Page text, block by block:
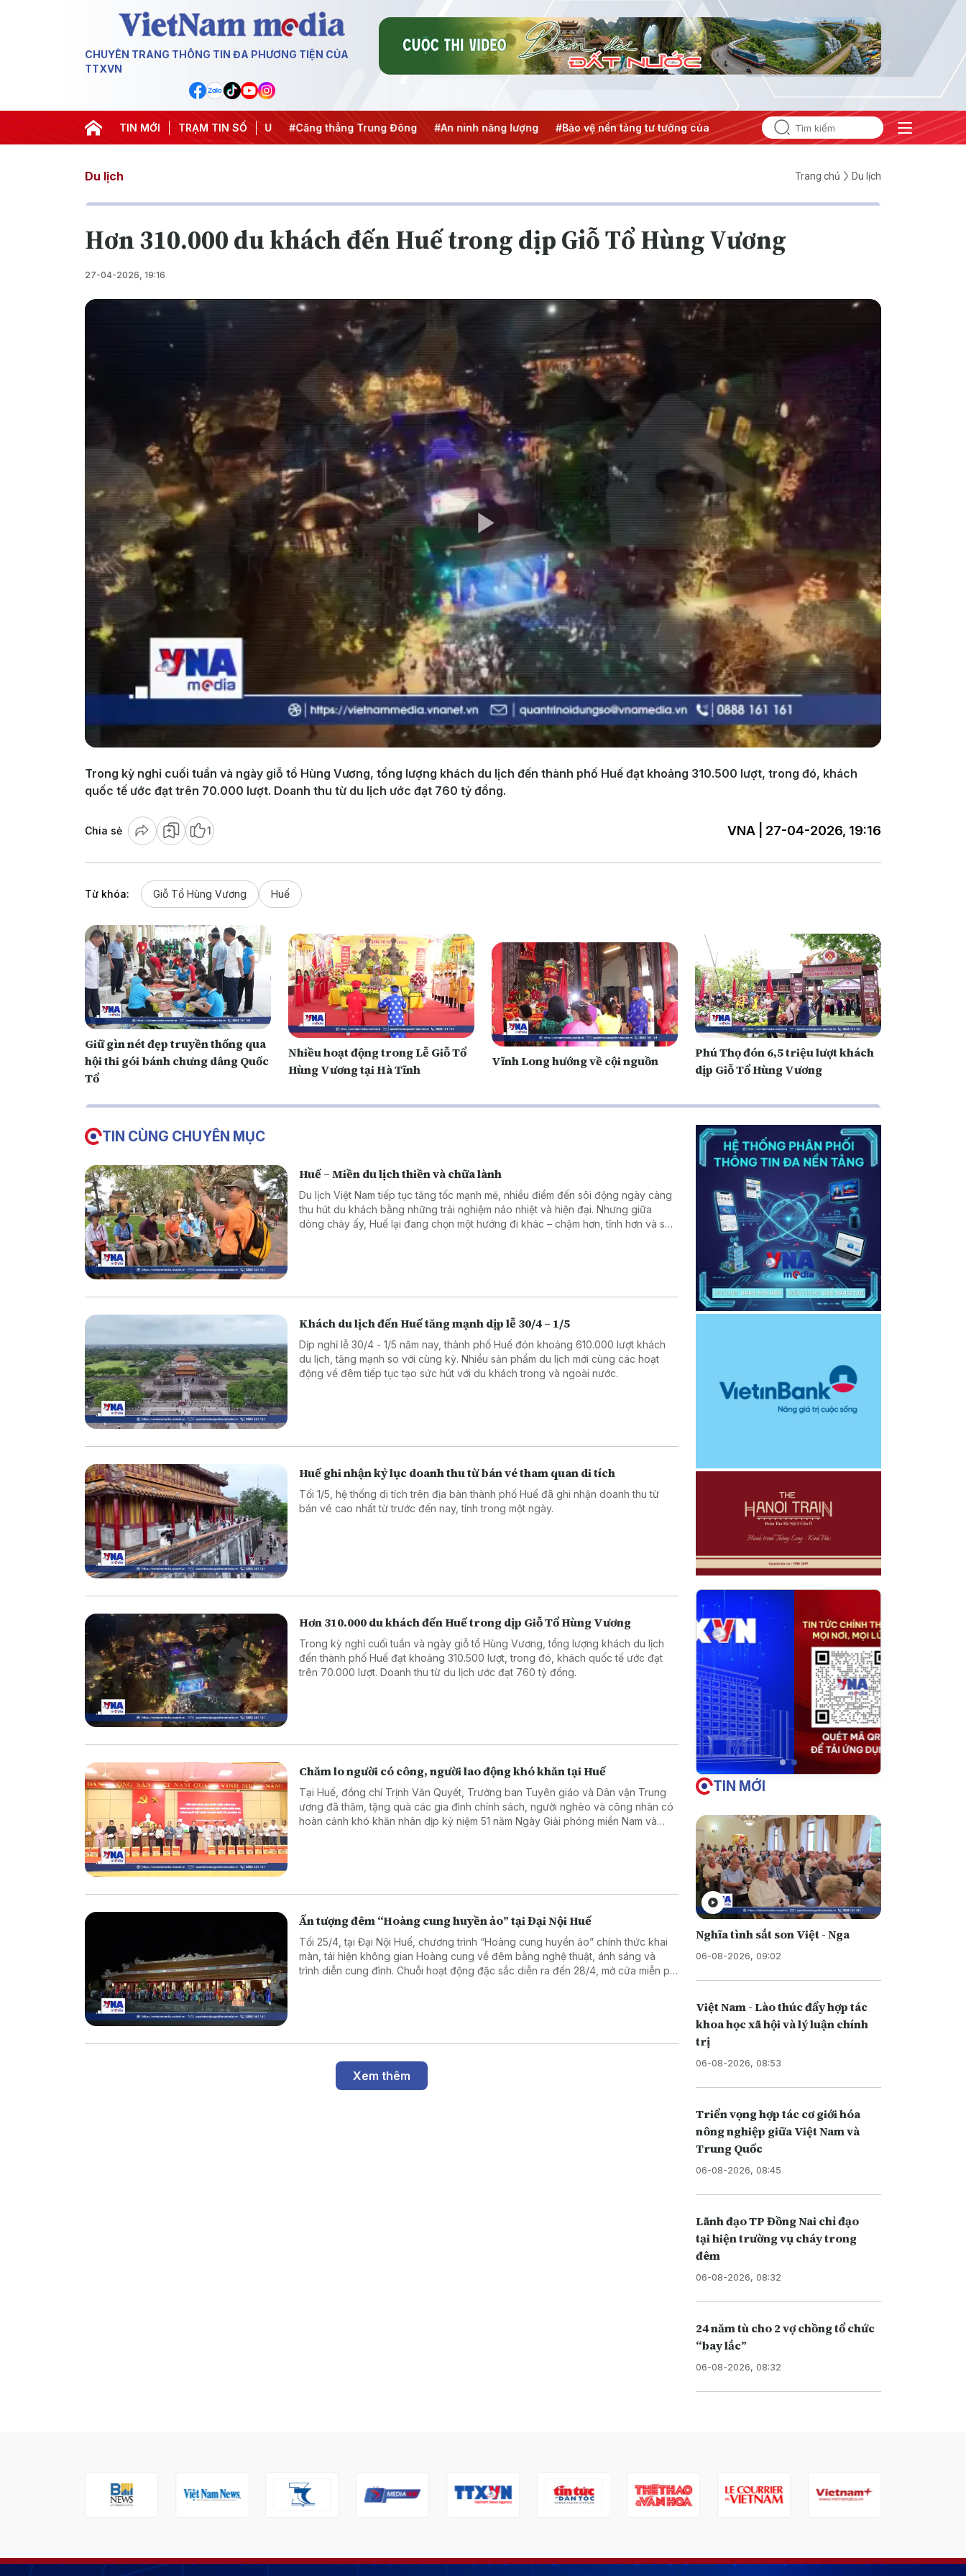
CHUYÊN TRANG THÔNG TIN ĐA PHƯƠNG TIỆN CỦA
TTXVN
TIN MỚI TRẠM TIN SỐ
dịch 500 ngày đêm #Chống khai thác IUU #Căng thẳng Trung Đông #An ninh năng lượng #Bảo vệ nền tảng tư tưởng của Đảng #Hội nghị Trung ương 3
Du lịch Trang chủ Du lịch
Hơn 310.000 du khách đến Huế trong dịp Giỗ Tổ Hùng Vương
27-04-2026, 19:16
Play
Video
Trong kỳ nghỉ cuối tuần và ngày giỗ tổ Hùng Vương, tổng lượng khách du lịch đến thành phố Huế đạt khoảng 310.500 lượt, trong đó, khách
quốc tế ước đạt trên 70.000 lượt. Doanh thu từ du lịch ước đạt 760 tỷ đồng.
Chia sẻ 1 VNA | 27-04-2026, 19:16
Từ khóa: Giỗ Tổ Hùng Vương Huế
Giữ gìn nét đẹp truyền thống qua
hội thi gói bánh chưng dâng Quốc
Tổ
N hiều hoạt động trong Lễ Giỗ Tổ
Hùng Vương tại Hà Tĩnh
Vĩnh Long hướng về cội nguồn
Phú Thọ đón 6,5 triệu lượt khách
dịp Giỗ Tổ Hùng Vương
TIN CÙNG CHUYÊN MỤC
Huế – Miền du lịch thiền và chữa lành
Du lịch Việt Nam tiếp tục tăng tốc mạnh mẽ, nhiều điểm đến sôi động ngày càng
thu hút du khách bằng những trải nghiệm náo nhiệt và hiện đại. Nhưng giữa
dòng chảy ấy, Huế lại đang chọn một hướng đi khác – chậm hơn, tĩnh hơn và sâu
Khách du lịch đến Huế tăng mạnh dịp lễ 30/4 – 1/5
Dịp nghỉ lễ 30/4 - 1/5 năm nay, thành phố Huế đón khoảng 610.000 lượt khách
du lịch, tăng mạnh so với cùng kỳ. Nhiều sản phẩm du lịch mới cùng các hoạt
động về đêm tiếp tục tạo sức hút với du khách trong và ngoài nước.
Huế ghi nhận kỷ lục doanh thu từ bán vé tham quan di tích
Tối 1/5, hệ thống di tích trên địa bàn thành phố Huế đã ghi nhận doanh thu từ
bán vé cao nhất từ trước đến nay, tính trong một ngày.
Hơn 310.000 du khách đến Huế trong dịp Giỗ Tổ Hùng Vương
Trong kỳ nghỉ cuối tuần và ngày giỗ tổ Hùng Vương, tổng lượng khách du lịch
đến thành phố Huế đạt khoảng 310.500 lượt, trong đó, khách quốc tế ước đạt
trên 70.000 lượt. Doanh thu từ du lịch ước đạt 760 tỷ đồng.
Chăm lo người có công, người lao động khó khăn tại Huế
Tại Huế, đồng chí Trịnh Văn Quyết, Trưởng ban Tuyên giáo và Dân vận Trung
ương đã thăm, tặng quà các gia đình chính sách, người nghèo và công nhân có
hoàn cảnh khó khăn nhân dịp kỷ niệm 51 năm Ngày Giải phóng miền Nam và
Ấn tượng đêm “Hoàng cung huyền ảo” tại Đại Nội Huế
Tối 25/4, tại Đại Nội Huế, chương trình “Hoàng cung huyền ảo” chính thức khai
màn, tái hiện không gian Hoàng cung về đêm bằng nghệ thuật, ánh sáng và
trình diễn cung đình. Chuỗi hoạt động đặc sắc diễn ra đến 28/4, mở cửa miễn phí
Xem thêm
TIN MỚI
Nghĩa tình sắt son Việt - Nga
06-08-2026, 09:02
Việt Nam - Lào thúc đẩy hợp tác
khoa học xã hội và lý luận chính
trị
06-08-2026, 08:53
Triển vọng hợp tác cơ giới hóa
nông nghiệp giữa Việt Nam và
Trung Quốc
06-08-2026, 08:45
Lãnh đạo TP Đồng Nai chỉ đạo
tại hiện trường vụ cháy trong
đêm
06-08-2026, 08:32
24 năm tù cho 2 vợ chồng tổ chức
“bay lắc”
06-08-2026, 08:32